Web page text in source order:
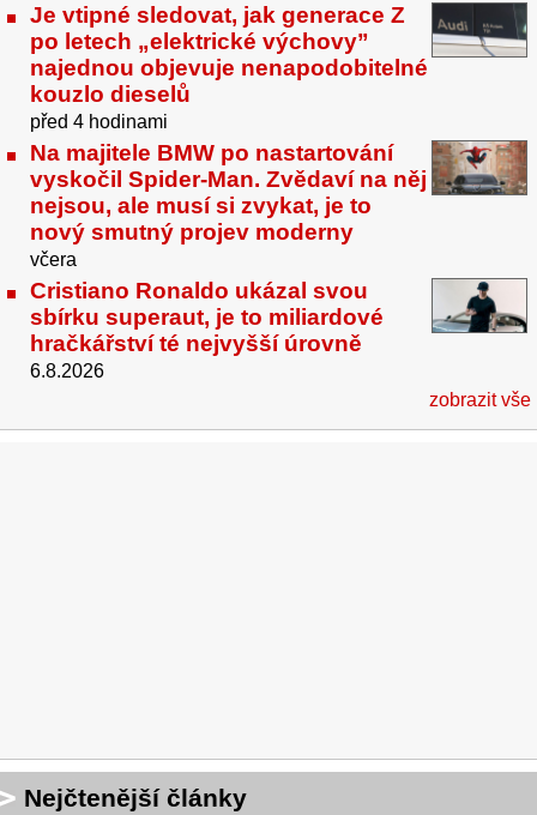
Je vtipné sledovat, jak generace Z
po letech „elektrické výchovy”
najednou objevuje nenapodobitelné
kouzlo dieselů
před 4 hodinami
Na majitele BMW po nastartování
vyskočil Spider-Man. Zvědaví na něj
nejsou, ale musí si zvykat, je to
nový smutný projev moderny
včera
Cristiano Ronaldo ukázal svou
sbírku superaut, je to miliardové
hračkářství té nejvyšší úrovně
6.8.2026
zobrazit vše
Nejčtenější články